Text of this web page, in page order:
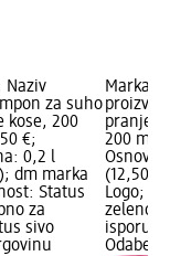
Naziv
za suho
kose, 200
€;
0,2 l
dm marka
Status
za
sivo
Marka:
pranje
200 ml;
(12,50 €
Logo;
zeleno
Odaberi